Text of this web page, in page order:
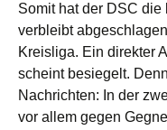
Somit hat der DSC die
verbleibt
Kreisliga. Ein direkter
scheint besiegelt.
Nachrichten: In der
vor allem gegen